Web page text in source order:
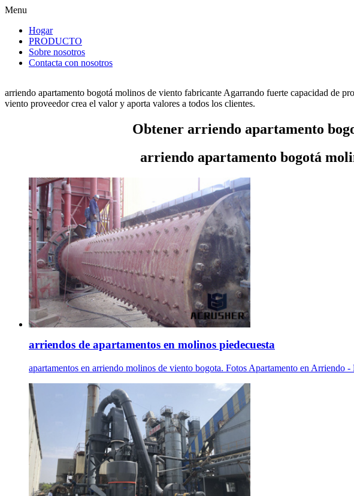
Menu
Hogar
PRODUCTO
Sobre nosotros
Contacta con nosotros
arriendo apartamento bogotá molinos de viento fabricante Agarrando fuerte capacidad de
viento proveedor crea el valor y aporta valores a todos los clientes.
Obtener arriendo apartamento
arriendo apartamento bogotá
arriendos de apartamentos en molinos piedecuesta
apartamentos en arriendo molinos de viento bogota. Fotos Apartamento en